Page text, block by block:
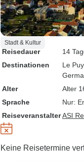
Stadt & Kultur
Reisedauer
14
Destinationen
Le
Alter
Alter
Sprache
Nur:
ReiseveranstalterASI
Keine Reisetermine